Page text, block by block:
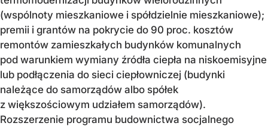
(wspólnoty mieszkaniowe i spółdzielnie mieszkaniowe);
premii i grantów na pokrycie do 90 proc. kosztów
remontów zamieszkałych budynków komunalnych
pod warunkiem wymiany źródła ciepła na niskoemisyjne
lub podłączenia do sieci ciepłowniczej (budynki
należące do samorządów albo spółek
z większościowym udziałem samorządów).
Rozszerzenie programu budownictwa socjalnego